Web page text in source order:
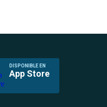
DISPONIBLE EN
App Store